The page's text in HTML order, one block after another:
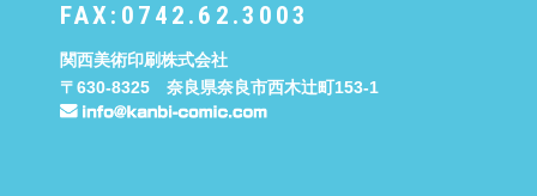
FAX:0742.62.3003
関西美術印刷株式会社
〒630-8325 奈良県奈良市西木辻町153-1